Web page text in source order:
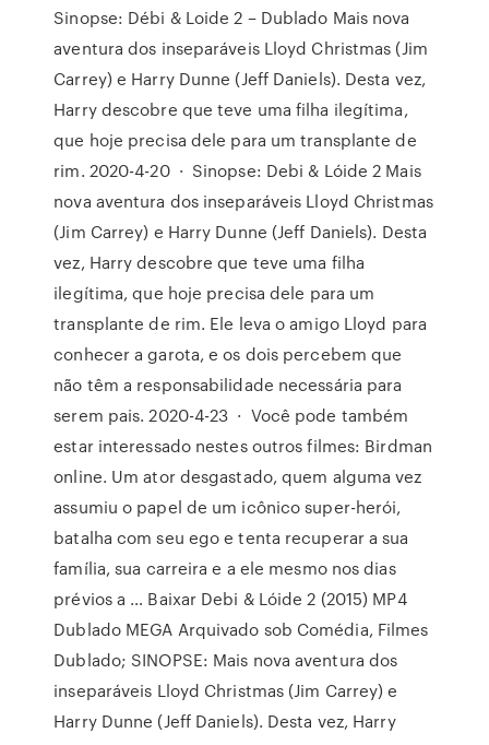
Sinopse: Débi & Loide 2 – Dublado Mais nova
aventura dos inseparáveis Lloyd Christmas (Jim
Carrey) e Harry Dunne (Jeff Daniels). Desta vez,
Harry descobre que teve uma filha ilegítima,
que hoje precisa dele para um transplante de
rim. 2020-4-20 · Sinopse: Debi & Lóide 2 Mais
nova aventura dos inseparáveis Lloyd Christmas
(Jim Carrey) e Harry Dunne (Jeff Daniels). Desta
vez, Harry descobre que teve uma filha
ilegítima, que hoje precisa dele para um
transplante de rim. Ele leva o amigo Lloyd para
conhecer a garota, e os dois percebem que
não têm a responsabilidade necessária para
serem pais. 2020-4-23 · Você pode também
estar interessado nestes outros filmes: Birdman
online. Um ator desgastado, quem alguma vez
assumiu o papel de um icônico super-herói,
batalha com seu ego e tenta recuperar a sua
família, sua carreira e a ele mesmo nos dias
prévios a … Baixar Debi & Lóide 2 (2015) MP4
Dublado MEGA Arquivado sob Comédia, Filmes
Dublado; SINOPSE: Mais nova aventura dos
inseparáveis Lloyd Christmas (Jim Carrey) e
Harry Dunne (Jeff Daniels). Desta vez, Harry